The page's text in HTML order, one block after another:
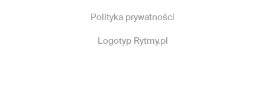
Polityka prywatności
Logotyp Rytmy.pl